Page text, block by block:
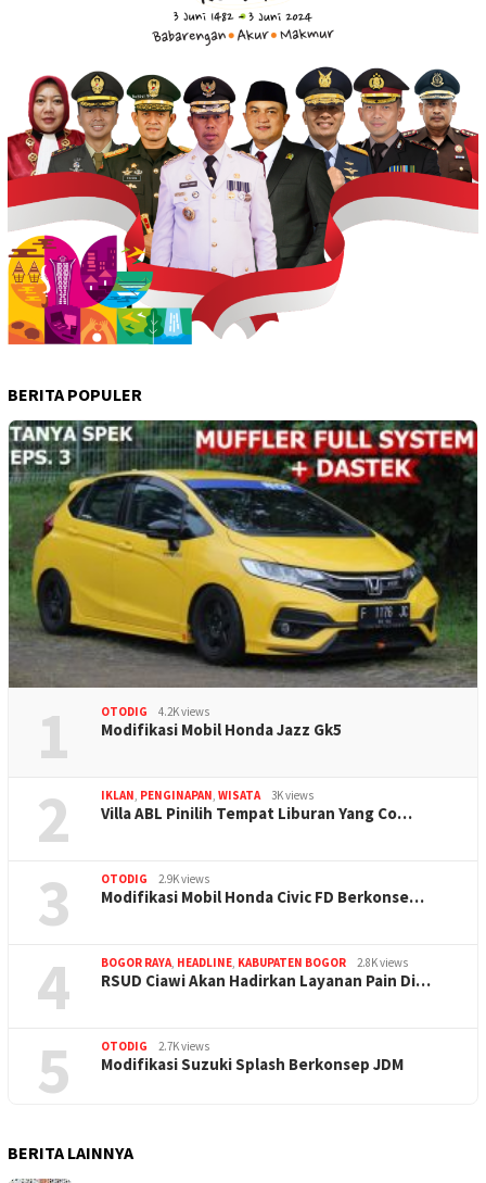
BERITA POPULER
1 OTODIG 4.2K views
Modifikasi Mobil Honda Jazz Gk5
2 IKLAN, PENGINAPAN, WISATA 3K views
Villa ABL Pinilih Tempat Liburan Yang Co…
3 OTODIG 2.9K views
Modifikasi Mobil Honda Civic FD Berkonse…
4 BOGOR RAYA, HEADLINE, KABUPATEN BOGOR 2.8K views
RSUD Ciawi Akan Hadirkan Layanan Pain Di…
5 OTODIG 2.7K views
Modifikasi Suzuki Splash Berkonsep JDM
BERITA LAINNYA